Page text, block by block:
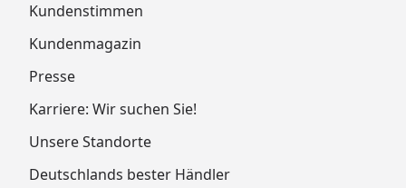
Kundenstimmen
Kundenmagazin
Presse
Karriere: Wir suchen Sie!
Unsere Standorte
Deutschlands bester Händler